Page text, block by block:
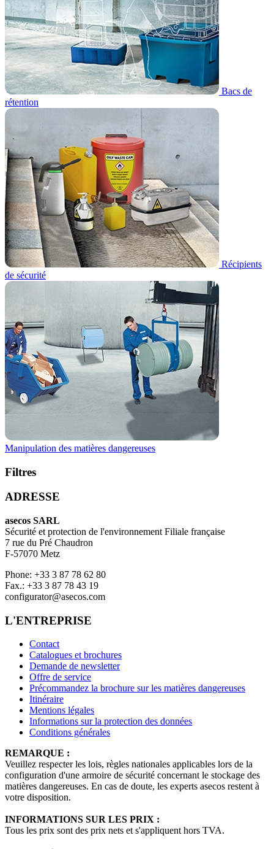
Bacs de
rétention
Récipients
de sécurité
Manipulation des matières dangereuses
Filtres
ADRESSE
asecos SARL
Sécurité et protection de l'environnement Filiale française
7 rue du Pré Chaudron
F-57070 Metz
Phone: +33 3 87 78 62 80
Fax.: +33 3 87 78 43 19
configurator@asecos.com
L'ENTREPRISE
Contact
Catalogues et brochures
Demande de newsletter
Offre de service
Précommandez la brochure sur les matières dangereuses
Itinéraire
Mentions légales
Informations sur la protection des données
Conditions générales
REMARQUE :
Veuillez respecter les lois, règles nationales applicables lors de la
configuration d'une armoire de sécurité concernant le stockage des
matières dangereuses. En cas de doute, les experts asecos restent à
votre disposition.
INFORMATIONS SUR LES PRIX :
Tous les prix sont des prix nets et s'appliquent hors TVA.